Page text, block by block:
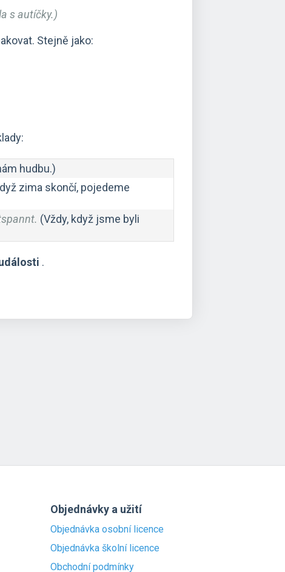
s autíčky.)
Stejně jako:
hudbu.)
zima skončí, pojedeme
(Vždy, když jsme byli
.
Objednávky a užití
Objednávka osobní licence
Objednávka školní licence
Obchodní podmínky